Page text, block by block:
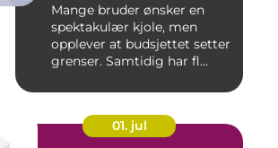
Mange bruder ønsker en
spektakulær kjole, men
opplever at budsjettet setter
grenser. Samtidig har fl...
01. jul